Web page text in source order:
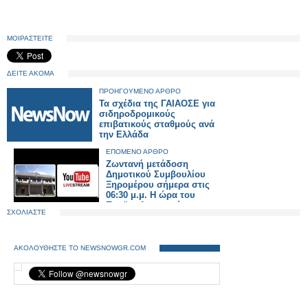
ΜΟΙΡΑΣΤΕΙΤΕ
ΔΕΙΤΕ ΑΚΟΜΑ
ΠΡΟΗΓΟΥΜΕΝΟ ΑΡΘΡΟ
Τα σχέδια της ΓΑΙΑΟΣΕ για
σιδηροδρομικούς
επιβατικούς σταθμούς ανά
την Ελλάδα
ΕΠΟΜΕΝΟ ΑΡΘΡΟ
Ζωντανή μετάδοση
Δημοτικού Συμβουλίου
Ξηρομέρου σήμερα στις
06:30 μ.μ. Η ώρα του
Προϋπολογισμού.
ΣΧΟΛΙΑΣΤΕ
ΑΚΟΛΟΥΘΗΣΤΕ ΤΟ NEWSNOWGR.COM